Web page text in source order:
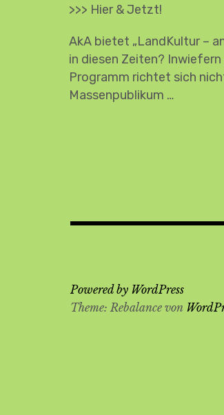
>>> Hier & Jetzt!
AkA bietet „LandKultur –
in diesen Zeiten? Inwiefern
Programm richtet sich
Massenpublikum …
Powered by WordPress
Theme: Rebalance von